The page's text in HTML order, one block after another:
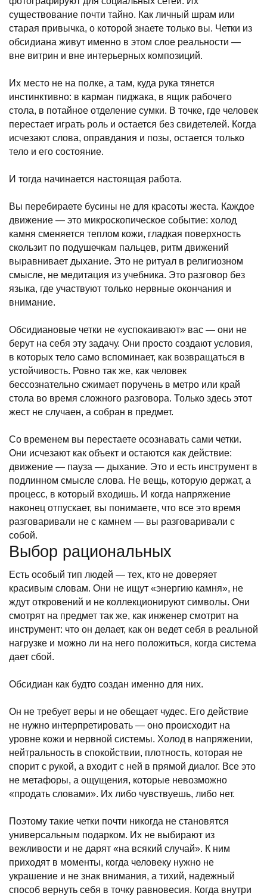
существование почти тайно. Как личный шрам или
старая привычка, о которой знаете только вы. Четки из
обсидиана живут именно в этом слое реальности —
вне витрин и вне интерьерных композиций.
Их место не на полке, а там, куда рука тянется
инстинктивно: в карман пиджака, в ящик рабочего
стола, в потайное отделение сумки. В точке, где человек
перестает играть роль и остается без свидетелей. Когда
исчезают слова, оправдания и позы, остается только
тело и его состояние.
И тогда начинается настоящая работа.
Вы перебираете бусины не для красоты жеста. Каждое
движение — это микроскопическое событие: холод
камня сменяется теплом кожи, гладкая поверхность
скользит по подушечкам пальцев, ритм движений
выравнивает дыхание. Это не ритуал в религиозном
смысле, не медитация из учебника. Это разговор без
языка, где участвуют только нервные окончания и
внимание.
Обсидиановые четки не «успокаивают» вас — они не
берут на себя эту задачу. Они просто создают условия,
в которых тело само вспоминает, как возвращаться в
устойчивость. Ровно так же, как человек
бессознательно сжимает поручень в метро или край
стола во время сложного разговора. Только здесь этот
жест не случаен, а собран в предмет.
Со временем вы перестаете осознавать сами четки.
Они исчезают как объект и остаются как действие:
движение — пауза — дыхание. Это и есть инструмент в
подлинном смысле слова. Не вещь, которую держат, а
процесс, в который входишь. И когда напряжение
наконец отпускает, вы понимаете, что все это время
разговаривали не с камнем — вы разговаривали с
собой.
Выбор рациональных
Есть особый тип людей — тех, кто не доверяет
красивым словам. Они не ищут «энергию камня», не
ждут откровений и не коллекционируют символы. Они
смотрят на предмет так же, как инженер смотрит на
инструмент: что он делает, как он ведет себя в реальной
нагрузке и можно ли на него положиться, когда система
дает сбой.
Обсидиан как будто создан именно для них.
Он не требует веры и не обещает чудес. Его действие
не нужно интерпретировать — оно происходит на
уровне кожи и нервной системы. Холод в напряжении,
нейтральность в спокойствии, плотность, которая не
спорит с рукой, а входит с ней в прямой диалог. Все это
не метафоры, а ощущения, которые невозможно
«продать словами». Их либо чувствуешь, либо нет.
Поэтому такие четки почти никогда не становятся
универсальным подарком. Их не выбирают из
вежливости и не дарят «на всякий случай». К ним
приходят в моменты, когда человеку нужно не
украшение и не знак внимания, а тихий, надежный
способ вернуть себя в точку равновесия. Когда внутри